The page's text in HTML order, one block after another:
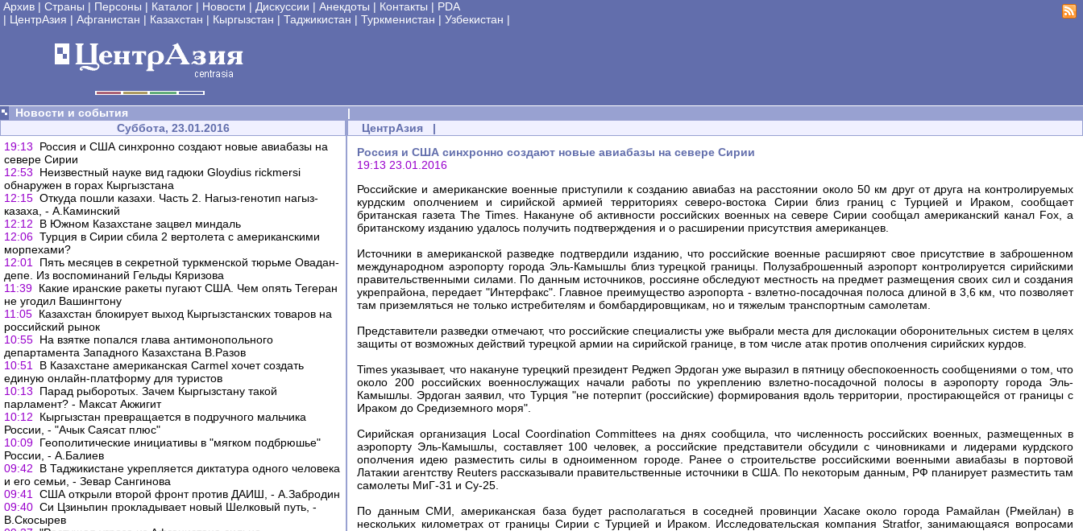
Архив | Страны | Персоны | Каталог | Новости | Дискуссии | Анекдоты | Контакты | PDA
| ЦентрАзия | Афганистан | Казахстан | Кыргызстан | Таджикистан | Туркменистан | Узбекистан |
Новости и события
|
Суббота, 23.01.2016
19:13
Россия и США синхронно создают новые авиабазы на
севере Сирии
12:53
Неизвестный науке вид гадюки Gloydius rickmersi
обнаружен в горах Кыргызстана
12:15 Откуда пошли казахи. Часть 2. Нагыз-генотип нагыз-
казаха, - А.Каминский
12:12
В Южном Казахстане зацвел миндаль
12:06 Турция в Сирии сбила 2 вертолета с американскими
морпехами?
12:01
Пять месяцев в секретной туркменской тюрьме Овадан-
депе. Из воспоминаний Гельды Кяризова
11:39 Какие иранские ракеты пугают США. Чем опять Тегеран
не угодил Вашингтону
11:05 Казахстан блокирует выход Кыргызстанских товаров на
российский рынок
10:55 На взятке попался глава антимонопольного
департамента Западного Казахстана В.Разов
10:51
В Казахстане американская Carmel хочет создать
единую онлайн-платформу для туристов
10:13
Парад рыборотых. Зачем Кыргызстану такой
парламент? - Максат Акжигит
10:12
Кыргызстан превращается в подручного мальчика
России, - "Ачык Саясат плюс"
10:09 Геополитические инициативы в "мягком подбрюшье"
России, - А.Балиев
09:42
В Таджикистане укрепляется диктатура одного человека
и его семьи, - Зевар Сангинова
09:41
США открыли второй фронт против ДАИШ, - А.Забродин
09:40 Си Цзиньпин прокладывает новый Шелковый путь, -
В.Скосырев
ЦентрАзия |
Россия и США синхронно создают новые авиабазы на севере Сирии
19:13 23.01.2016
Российские и американские военные приступили к созданию авиабаз на расстоянии около 50 км друг от друга на контролируемых
курдским ополчением и сирийской армией территориях северо-востока Сирии близ границ с Турцией и Ираком, сообщает
британская газета The Times. Накануне об активности российских военных на севере Сирии сообщал американский канал Fox, а
британскому изданию удалось получить подтверждения и о расширении присутствия американцев.
Источники в американской разведке подтвердили изданию, что российские военные расширяют свое присутствие в заброшенном
международном аэропорту города Эль-Камышлы близ турецкой границы. Полузаброшенный аэропорт контролируется сирийскими
правительственными силами. По данным источников, россияне обследуют местность на предмет размещения своих сил и создания
укрепрайона, передает "Интерфакс". Главное преимущество аэропорта - взлетно-посадочная полоса длиной в 3,6 км, что позволяет
там приземляться не только истребителям и бомбардировщикам, но и тяжелым транспортным самолетам.
Представители разведки отмечают, что российские специалисты уже выбрали места для дислокации оборонительных систем в целях
защиты от возможных действий турецкой армии на сирийской границе, в том числе атак против ополчения сирийских курдов.
Times указывает, что накануне турецкий президент Реджеп Эрдоган уже выразил в пятницу обеспокоенность сообщениями о том, что
около 200 российских военнослужащих начали работы по укреплению взлетно-посадочной полосы в аэропорту города Эль-
Камышлы. Эрдоган заявил, что Турция "не потерпит (российские) формирования вдоль территории, простирающейся от границы с
Ираком до Средиземного моря".
Сирийская организация Local Coordination Committees на днях сообщила, что численность российских военных, размещенных в
аэропорту Эль-Камышлы, составляет 100 человек, а российские представители обсудили с чиновниками и лидерами курдского
ополчения идею разместить силы в одноименном городе. Ранее о строительстве российскими военными авиабазы в портовой
Латакии агентству Reuters рассказывали правительственные источники в США. По некоторым данным, РФ планирует разместить там
самолеты МиГ-31 и Су-25.
По данным СМИ, американская база будет располагаться в соседней провинции Хасаке около города Рамайлан (Рмейлан) в
нескольких километрах от границы Сирии с Турцией и Ираком. Исследовательская компания Stratfor, занимающаяся вопросами